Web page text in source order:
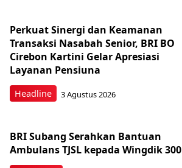
Headline
Perkuat Sinergi dan Keamanan
Transaksi Nasabah Senior, BRI BO
Cirebon Kartini Gelar Apresiasi
Layanan Pensiuna
3 Agustus 2026
BRI Subang Serahkan Bantuan
Ambulans TJSL kepada Wingdik 300